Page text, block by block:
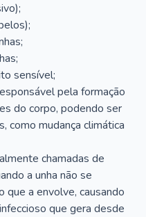
sensível;
pela formação
do corpo, podendo ser
como mudança climática
chamadas de
a unha não se
a envolve, causando
que gera desde